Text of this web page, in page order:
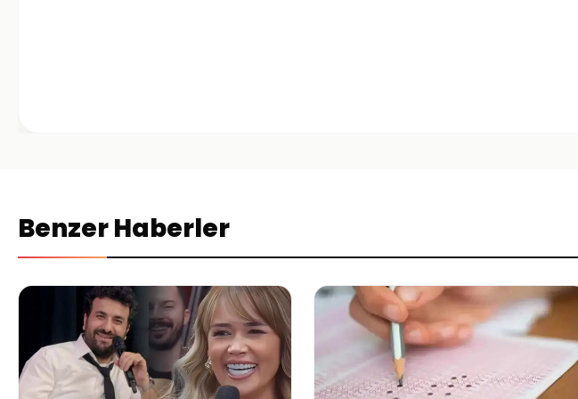
Benzer Haberler